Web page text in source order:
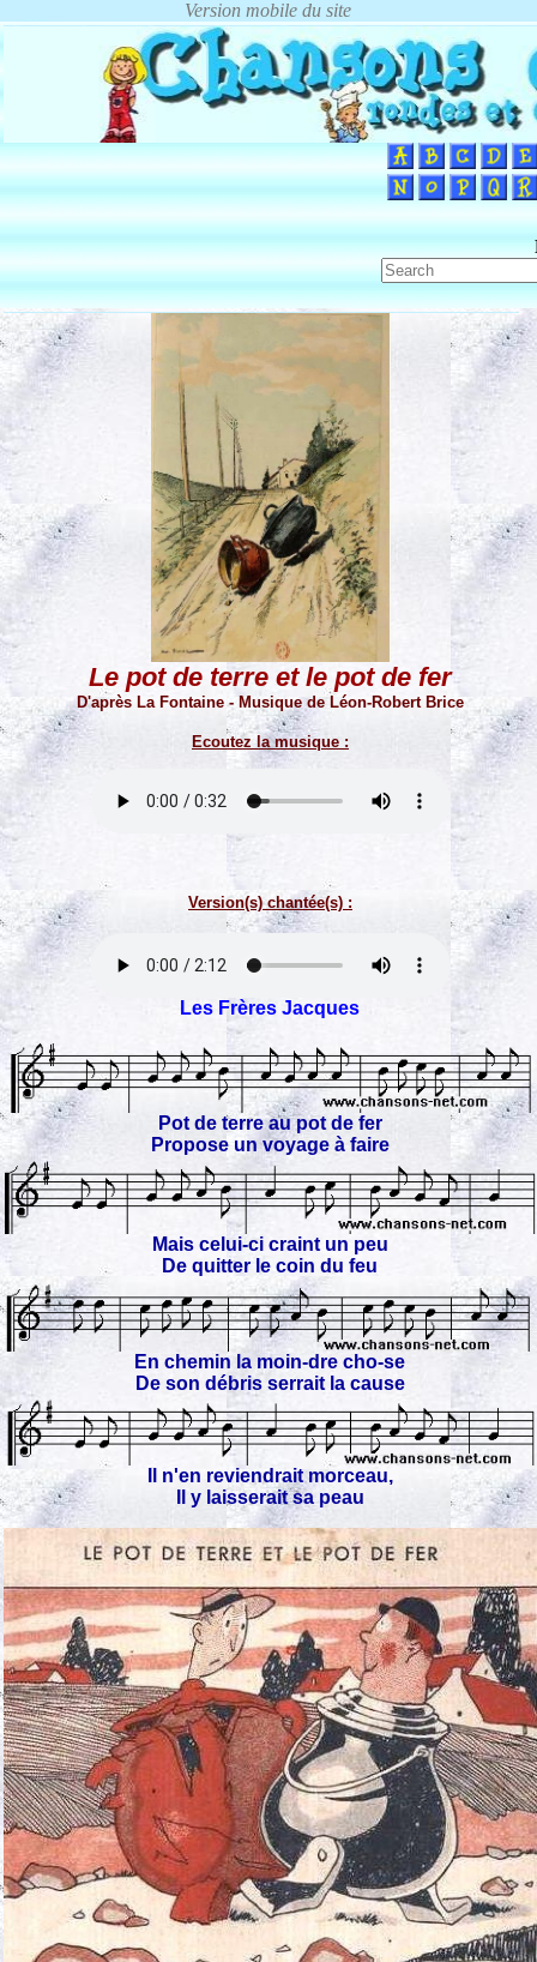
Le pot de terre et le pot de fer
D'après La Fontaine - Musique de Léon-Robert Brice
Ecoutez la musique :
Version(s) chantée(s) :
Les Frères Jacques
Pot de terre au pot de fer
Propose un voyage à faire
Mais celui-ci craint un peu
De quitter le coin du feu
En chemin la moin-dre cho-se
De son débris serrait la cause
Il n'en reviendrait morceau,
Il y laisserait sa peau